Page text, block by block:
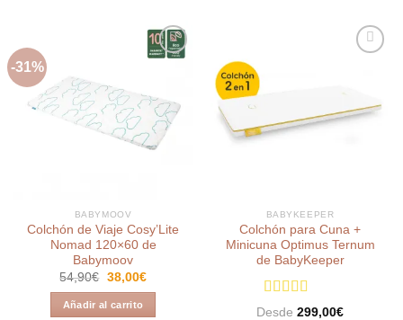
-31%
Añadir
a la
lista de
deseos
BABYMOOV
Colchón de Viaje Cosy’Lite
Nomad 120×60 de
Babymoov
54,90€ El
precio
original
era:
38,00€El
Añadir al carrito
Añadir
a la
BABYKEEPER
Colchón para Cuna +
Minicuna Optimus Ternum
de BabyKeeper
Valorado en
Desde 299,00€